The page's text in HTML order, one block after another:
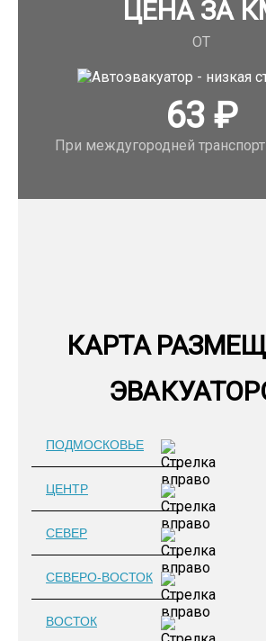
ЦЕНА ЗА
ОТ
63₽
При междугородней
КАРТА
ПОДМОСКОВЬЕ
ЦЕНТР
СЕВЕР
СЕВЕРО-ВОСТОК
ВОСТОК